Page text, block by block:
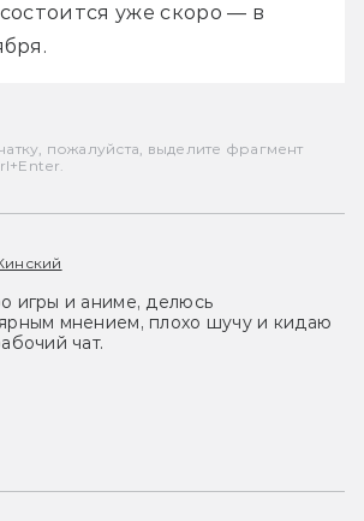
уже скоро — в
пожалуйста, выделите фрагмент
игры и аниме, делюсь
мнением, плохо шучу и кидаю
чат.